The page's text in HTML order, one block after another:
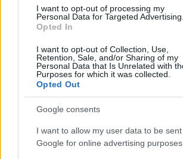
I want to opt-out of processing my
Personal Data for Targeted Advertising.
Opted In
I want to opt-out of Collection, Use,
Retention, Sale, and/or Sharing of my
Personal Data that Is Unrelated with
Purposes for which it was collected.
Opted Out
Google consents
I want to allow my user data to be
Google for online advertising purposes.
ΑΝΑΡΤΗΘΗΚΕ ΑΠΟ GMYLONAS 7 ΑΥΓΟΎΣΤΟΥ 2026